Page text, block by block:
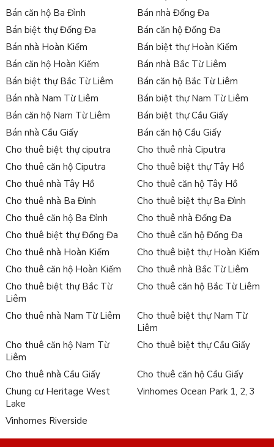
Bán căn hộ Ba Đình
Bán nhà Đống Đa
Bán biệt thự Đống Đa
Bán căn hộ Đống Đa
Bán nhà Hoàn Kiếm
Bán biệt thự Hoàn Kiếm
Bán căn hộ Hoàn Kiếm
Bán nhà Bắc Từ Liêm
Bán biệt thự Bắc Từ Liêm
Bán căn hộ Bắc Từ Liêm
Bán nhà Nam Từ Liêm
Bán biệt thự Nam Từ Liêm
Bán căn hộ Nam Từ Liêm
Bán biệt thự Cầu Giấy
Bán nhà Cầu Giấy
Bán căn hộ Cầu Giấy
Cho thuê biệt thự ciputra
Cho thuê nhà Ciputra
Cho thuê căn hộ Ciputra
Cho thuê biệt thự Tây Hồ
Cho thuê nhà Tây Hồ
Cho thuê căn hộ Tây Hồ
Cho thuê nhà Ba Đình
Cho thuê biệt thự Ba Đình
Cho thuê căn hộ Ba Đình
Cho thuê nhà Đống Đa
Cho thuê biệt thự Đống Đa
Cho thuê căn hộ Đống Đa
Cho thuê nhà Hoàn Kiếm
Cho thuê biệt thự Hoàn Kiếm
Cho thuê căn hộ Hoàn Kiếm
Cho thuê nhà Bắc Từ Liêm
Cho thuê biệt thự Bắc Từ
Liêm
Cho thuê căn hộ Bắc Từ Liêm
Cho thuê nhà Nam Từ Liêm
Cho thuê biệt thự Nam Từ
Liêm
Cho thuê căn hộ Nam Từ
Liêm
Cho thuê biệt thự Cầu Giấy
Cho thuê nhà Cầu Giấy
Cho thuê căn hộ Cầu Giấy
Chung cư Heritage West
Lake
Vinhomes Ocean Park 1, 2, 3
Vinhomes Riverside